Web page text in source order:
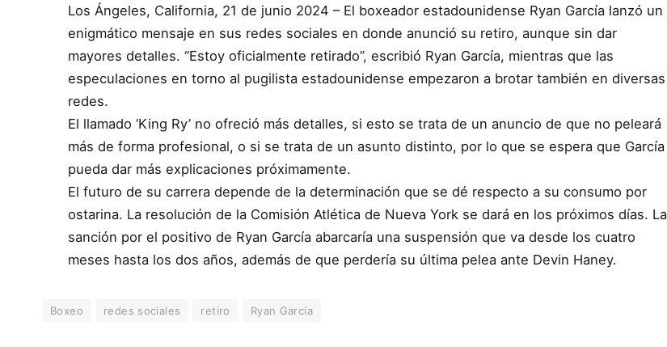
Los Ángeles, California, 21 de junio 2024 – El boxeador estadounidense Ryan García lanzó un
enigmático mensaje en sus redes sociales en donde anunció su retiro, aunque sin dar
mayores detalles. “Estoy oficialmente retirado”, escribió Ryan García, mientras que las
especulaciones en torno al pugilista estadounidense empezaron a brotar también en diversas
redes.
El llamado ‘King Ry’ no ofreció más detalles, si esto se trata de un anuncio de que no peleará
más de forma profesional, o si se trata de un asunto distinto, por lo que se espera que García
pueda dar más explicaciones próximamente.
El futuro de su carrera depende de la determinación que se dé respecto a su consumo por
ostarina. La resolución de la Comisión Atlética de Nueva York se dará en los próximos días. La
sanción por el positivo de Ryan García abarcaría una suspensión que va desde los cuatro
meses hasta los dos años, además de que perdería su última pelea ante Devin Haney.
Boxeo redes sociales retiro Ryan García